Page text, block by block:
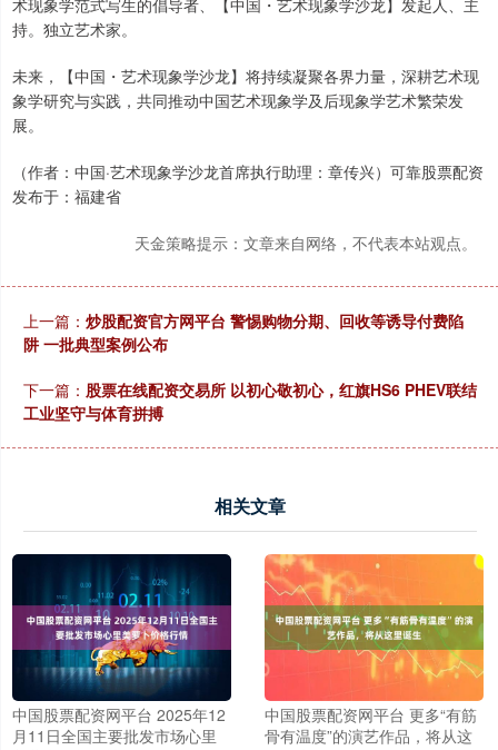
术现象学范式写生的倡导者、【中国・艺术现象学沙龙】发起人、主
持。独立艺术家。
未来，【中国・艺术现象学沙龙】将持续凝聚各界力量，深耕艺术现
象学研究与实践，共同推动中国艺术现象学及后现象学艺术繁荣发
展。
（作者：中国·艺术现象学沙龙首席执行助理：章传兴）可靠股票配资
发布于：福建省
天金策略提示：文章来自网络，不代表本站观点。
上一篇： 炒股配资官方网平台 警惕购物分期、回收等诱导付费陷
阱 一批典型案例公布
下一篇： 股票在线配资交易所 以初心敬初心，红旗HS6 PHEV联结
工业坚守与体育拼搏
相关文章
中国股票配资网平台 2025年12
月11日全国主要批发市场心里
中国股票配资网平台 更多“有筋
骨有温度”的演艺作品，将从这